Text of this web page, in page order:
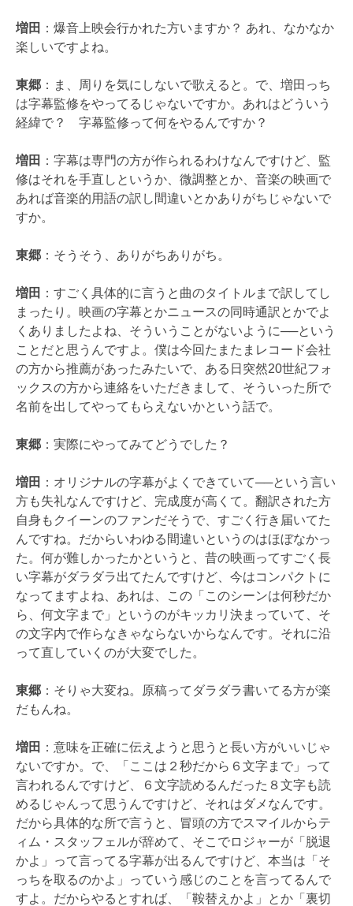
増田 ：爆音上映会行かれた方いますか？ あれ、なかなか
楽しいですよね。
東郷 ：ま、周りを気にしないで歌えると。で、増田っち
は字幕監修をやってるじゃないですか。あれはどういう
経緯で？ 字幕監修って何をやるんですか？
増田 ：字幕は専門の方が作られるわけなんですけど、監
修はそれを手直しというか、微調整とか、音楽の映画で
あれば音楽的用語の訳し間違いとかありがちじゃないで
すか。
東郷 ：そうそう、ありがちありがち。
増田 ：すごく具体的に言うと曲のタイトルまで訳してし
まったり。映画の字幕とかニュースの同時通訳とかでよ
くありましたよね、そういうことがないように──という
ことだと思うんですよ。僕は今回たまたまレコード会社
の方から推薦があったみたいで、ある日突然20世紀フォ
ックスの方から連絡をいただきまして、そういった所で
名前を出してやってもらえないかという話で。
東郷 ：実際にやってみてどうでした？
増田 ：オリジナルの字幕がよくできていて──という言い
方も失礼なんですけど、完成度が高くて。翻訳された方
自身もクイーンのファンだそうで、すごく行き届いてた
んですね。だからいわゆる間違いというのはほぼなかっ
た。何が難しかったかというと、昔の映画ってすごく長
い字幕がダラダラ出てたんですけど、今はコンパクトに
なってますよね、あれは、この「このシーンは何秒だか
ら、何文字まで」というのがキッカリ決まっていて、そ
の文字内で作らなきゃならないからなんです。それに沿
って直していくのが大変でした。
東郷 ：そりゃ大変ね。原稿ってダラダラ書いてる方が楽
だもんね。
増田 ：意味を正確に伝えようと思うと長い方がいいじゃ
ないですか。で、「ここは２秒だから６文字まで」って
言われるんですけど、６文字読めるんだった８文字も読
めるじゃんって思うんですけど、それはダメなんです。
だから具体的な所で言うと、冒頭の方でスマイルからテ
ィム・スタッフェルが辞めて、そこでロジャーが「脱退
かよ」って言ってる字幕が出るんですけど、本当は「そ
っちを取るのかよ」っていう感じのことを言ってるんで
すよ。だからやるとすれば、「鞍替えかよ」とか「裏切